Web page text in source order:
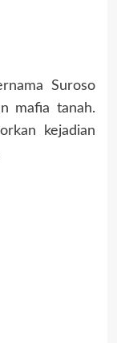
Suroso
mafia tanah.
kejadian